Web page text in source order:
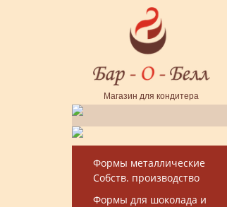
Перейти к основному содержанию
Магазин для кондитера
Форма поиска
Формы металлические
Собств. производство
Формы для шоколада и